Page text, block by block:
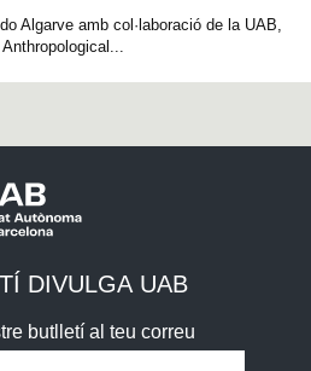
Algarve amb col·laboració de la UAB,
DIVULGA UAB
butlletí al teu correu